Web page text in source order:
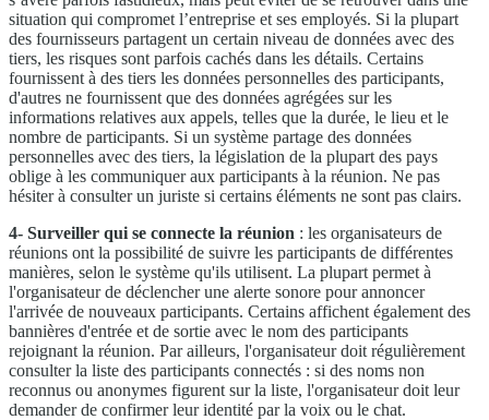
situation qui compromet l’entreprise et ses employés. Si la plupart
des fournisseurs partagent un certain niveau de données avec des
tiers, les risques sont parfois cachés dans les détails. Certains
fournissent à des tiers les données personnelles des participants,
d'autres ne fournissent que des données agrégées sur les
informations relatives aux appels, telles que la durée, le lieu et le
nombre de participants. Si un système partage des données
personnelles avec des tiers, la législation de la plupart des pays
oblige à les communiquer aux participants à la réunion. Ne pas
hésiter à consulter un juriste si certains éléments ne sont pas clairs.
4- Surveiller qui se connecte la réunion : les organisateurs de
réunions ont la possibilité de suivre les participants de différentes
manières, selon le système qu'ils utilisent. La plupart permet à
l'organisateur de déclencher une alerte sonore pour annoncer
l'arrivée de nouveaux participants. Certains affichent également des
bannières d'entrée et de sortie avec le nom des participants
rejoignant la réunion. Par ailleurs, l'organisateur doit régulièrement
consulter la liste des participants connectés : si des noms non
reconnus ou anonymes figurent sur la liste, l'organisateur doit leur
demander de confirmer leur identité par la voix ou le chat.